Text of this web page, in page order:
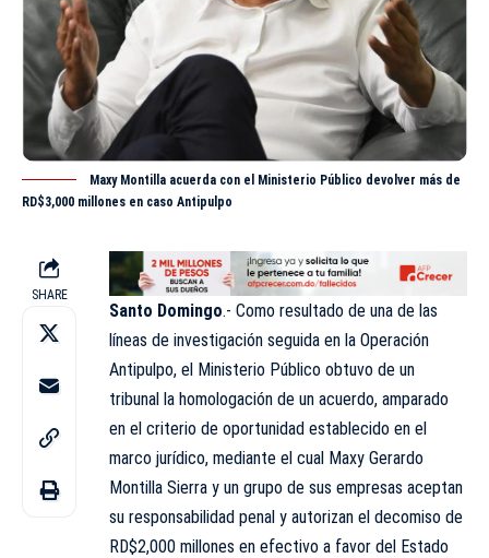
Maxy Montilla acuerda con el Ministerio Público devolver más de
RD$3,000 millones en caso Antipulpo
SHARE
Santo Domingo.- Como resultado de una de las
líneas de investigación seguida en la Operación
Antipulpo, el Ministerio Público obtuvo de un
tribunal la homologación de un acuerdo, amparado
en el criterio de oportunidad establecido en el
marco jurídico, mediante el cual Maxy Gerardo
Montilla Sierra y un grupo de sus empresas aceptan
su responsabilidad penal y autorizan el decomiso de
RD$2,000 millones en efectivo a favor del Estado